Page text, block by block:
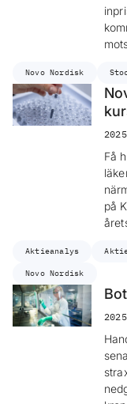
Novo Nordisk
Få
på
Aktieanalys
Novo Nordisk